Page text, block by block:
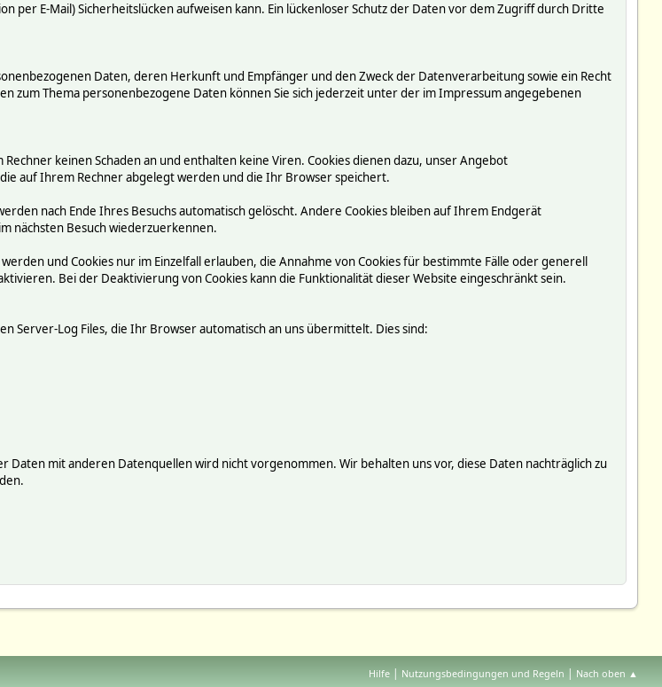
E-Mail) Sicherheitslücken aufweisen kann. Ein lückenloser Schutz der Daten vor dem Zugriff durch Dritte
Daten, deren Herkunft und Empfänger und den Zweck der Datenverarbeitung sowie ein Recht
zum Thema personenbezogene Daten können Sie sich jederzeit unter der im Impressum angegebenen
keinen Schaden an und enthalten keine Viren. Cookies dienen dazu, unser Angebot
auf Ihrem Rechner abgelegt werden und die Ihr Browser speichert.
nach Ende Ihres Besuchs automatisch gelöscht. Andere Cookies bleiben auf Ihrem Endgerät
nächsten Besuch wiederzuerkennen.
und Cookies nur im Einzelfall erlauben, die Annahme von Cookies für bestimmte Fälle oder generell
Bei der Deaktivierung von Cookies kann die Funktionalität dieser Website eingeschränkt sein.
Log Files, die Ihr Browser automatisch an uns übermittelt. Dies sind:
mit anderen Datenquellen wird nicht vorgenommen. Wir behalten uns vor, diese Daten nachträglich zu
Hilfe | Nutzungsbedingungen und Regeln | Nach oben ▲